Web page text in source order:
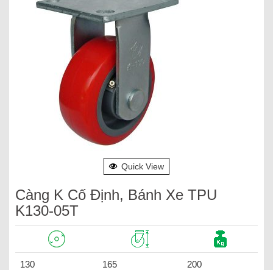
Quick View
Càng K Cố Định, Bánh Xe TPU
K130-05T
130 165 200